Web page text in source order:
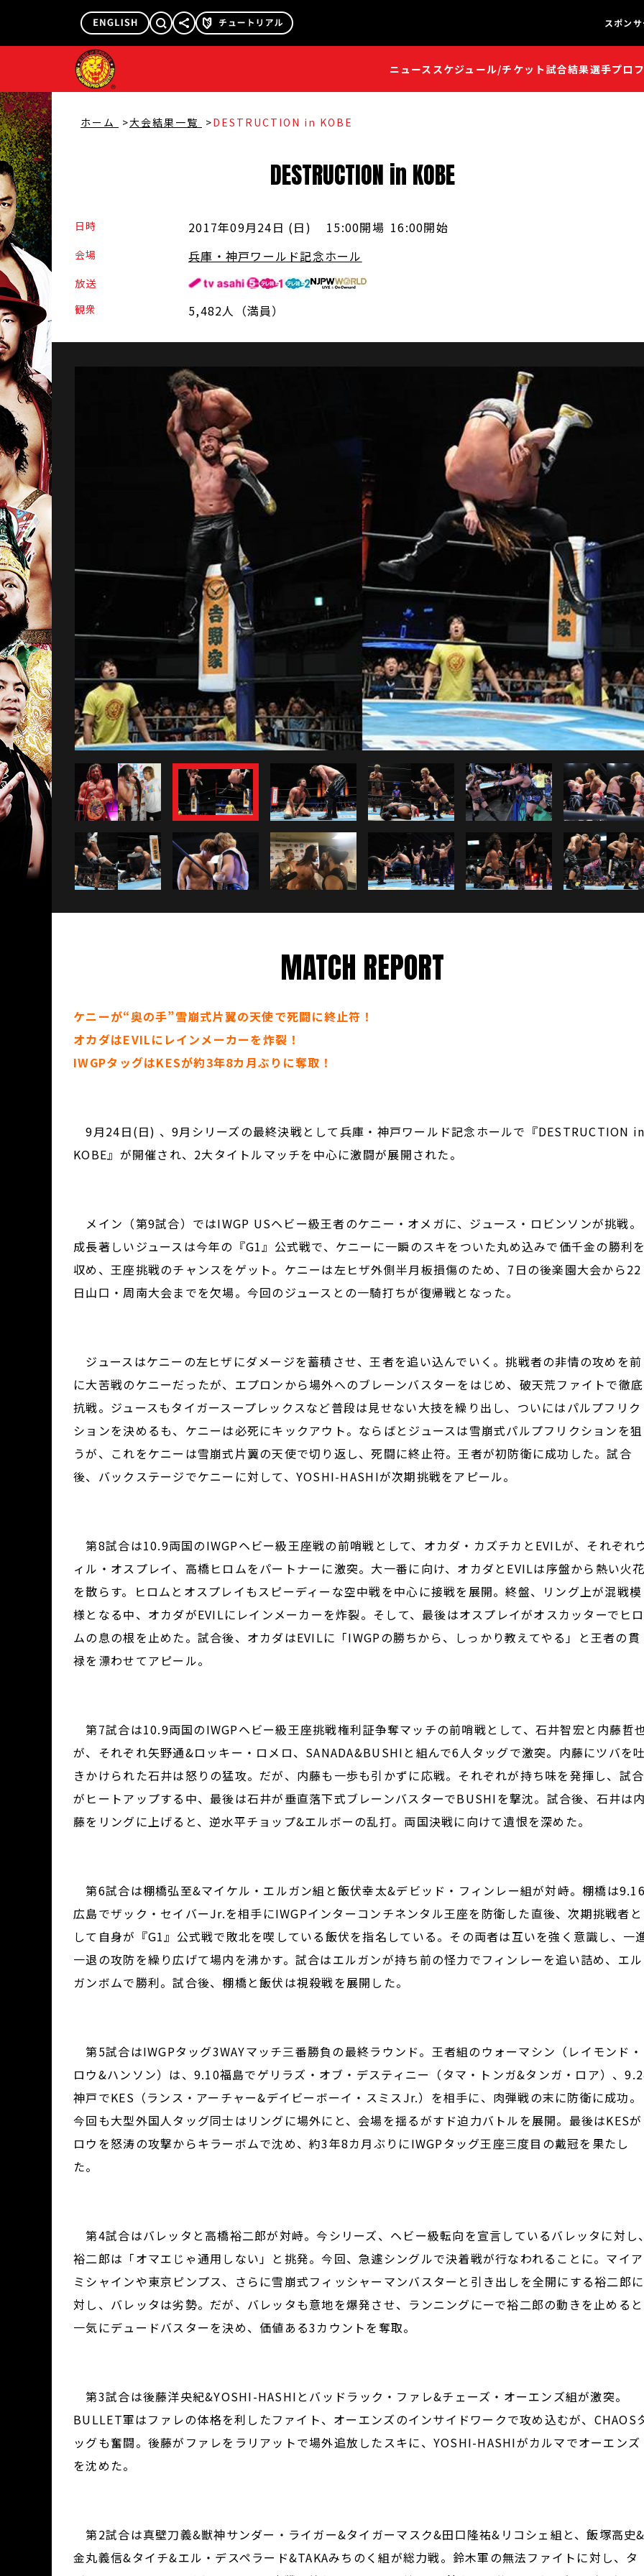
ニュース スケジュール/チケット試合結果選手プロ
スポン
ホーム 大会結果一覧 DESTRUCTION in KOBE
DESTRUCTION in KOBE
日時 2017年09月24日 (日) 15:00開場 16:00開始
会場 兵庫・神戸ワールド記念ホール
放送
観衆
5,482人（満員）
MATCH REPORT
ケニーが“奥の手”雪崩式片翼の天使で死闘に終止符！
オカダはEVILにレインメーカーを炸裂！
IWGPタッグはKESが約3年8カ月ぶりに奪取！
9月24日(日) 、9月シリーズの最終決戦として兵庫・神戸ワールド記念ホールで『DESTRUCTION
KOBE』が開催され、2大タイトルマッチを中心に激闘が展開された。
メイン（第9試合）ではIWGP USヘビー級王者のケニー・オメガに、ジュース・ロビンソンが挑戦。
成長著しいジュースは今年の『G1』公式戦で、ケニーに一瞬のスキをついた丸め込みで価千金の勝利
収め、王座挑戦のチャンスをゲット。ケニーは左ヒザ外側半月板損傷のため、7日の後楽園大会から22
日山口・周南大会までを欠場。今回のジュースとの一騎打ちが復帰戦となった。
ジュースはケニーの左ヒザにダメージを蓄積させ、王者を追い込んでいく。挑戦者の非情の攻めを前
に大苦戦のケニーだったが、エプロンから場外へのブレーンバスターをはじめ、破天荒ファイトで徹底
抗戦。ジュースもタイガースープレックスなど普段は見せない大技を繰り出し、ついにはパルプフリク
ションを決めるも、ケニーは必死にキックアウト。ならばとジュースは雪崩式パルプフリクションを狙
うが、これをケニーは雪崩式片翼の天使で切り返し、死闘に終止符。王者が初防衛に成功した。試合
後、バックステージでケニーに対して、YOSHI-HASHIが次期挑戦をアピール。
第8試合は10.9両国のIWGPヘビー級王座戦の前哨戦として、オカダ・カズチカとEVILが、それぞれ
ィル・オスプレイ、高橋ヒロムをパートナーに激突。大一番に向け、オカダとEVILは序盤から熱い火
を散らす。ヒロムとオスプレイもスピーディーな空中戦を中心に接戦を展開。終盤、リング上が混戦模
様となる中、オカダがEVILにレインメーカーを炸裂。そして、最後はオスプレイがオスカッターでヒロ
ムの息の根を止めた。試合後、オカダはEVILに「IWGPの勝ちから、しっかり教えてやる」と王者の貫
禄を漂わせてアピール。
第7試合は10.9両国のIWGPヘビー級王座挑戦権利証争奪マッチの前哨戦として、石井智宏と内藤哲
が、それぞれ矢野通&ロッキー・ロメロ、SANADA&BUSHIと組んで6人タッグで激突。内藤にツバを
きかけられた石井は怒りの猛攻。だが、内藤も一歩も引かずに応戦。それぞれが持ち味を発揮し、試合
がヒートアップする中、最後は石井が垂直落下式ブレーンバスターでBUSHIを撃沈。試合後、石井は
藤をリングに上げると、逆水平チョップ&エルボーの乱打。両国決戦に向けて遺恨を深めた。
第6試合は棚橋弘至&マイケル・エルガン組と飯伏幸太&デビッド・フィンレー組が対峙。棚橋は
広島でザック・セイバーJr.を相手にIWGPインターコンチネンタル王座を防衛した直後、次期挑戦者と
して自身が『G1』公式戦で敗北を喫している飯伏を指名している。その両者は互いを強く意識し、一
一退の攻防を繰り広げて場内を沸かす。試合はエルガンが持ち前の怪力でフィンレーを追い詰め、エル
ガンボムで勝利。試合後、棚橋と飯伏は視殺戦を展開した。
第5試合はIWGPタッグ3WAYマッチ三番勝負の最終ラウンド。王者組のウォーマシン（レイモンド・
ロウ&ハンソン）は、9.10福島でゲリラズ・オブ・デスティニー（タマ・トンガ&タンガ・ロア）、
神戸でKES（ランス・アーチャー&デイビーボーイ・スミスJr.）を相手に、肉弾戦の末に防衛に成功。
今回も大型外国人タッグ同士はリングに場外にと、会場を揺るがすド迫力バトルを展開。最後はKESが
ロウを怒涛の攻撃からキラーボムで沈め、約3年8カ月ぶりにIWGPタッグ王座三度目の戴冠を果たし
た。
第4試合はバレッタと高橋裕二郎が対峙。今シリーズ、ヘビー級転向を宣言しているバレッタに対し
裕二郎は「オマエじゃ通用しない」と挑発。今回、急遽シングルで決着戦が行なわれることに。マイア
ミシャインや東京ピンプス、さらに雪崩式フィッシャーマンバスターと引き出しを全開にする裕二郎に
対し、バレッタは劣勢。だが、バレッタも意地を爆発させ、ランニングにーで裕二郎の動きを止めると
一気にデュードバスターを決め、価値ある3カウントを奪取。
第3試合は後藤洋央紀&YOSHI-HASHIとバッドラック・ファレ&チェーズ・オーエンズ組が激突。
BULLET軍はファレの体格を利したファイト、オーエンズのインサイドワークで攻め込むが、CHAOS
ッグも奮闘。後藤がファレをラリアットで場外追放したスキに、YOSHI-HASHIがカルマでオーエンズ
を沈めた。
第2試合は真壁刀義&獣神サンダー・ライガー&タイガーマスク&田口隆祐&リコシェ組と、飯塚高史
金丸義信&タイチ&エル・デスペラード&TAKAみちのく組が総力戦。鈴木軍の無法ファイトに対し、タ